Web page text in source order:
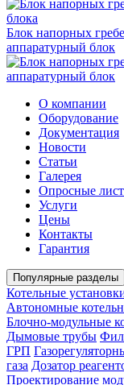
Блок напорных
аппаратурный блок
О компании
Оборудование
Документация
Новости
Статьи
Галерея
Опросные
Услуги
Цены
Контакты
Гарантия
Популярные разделы
Котельные
Автономные
Блочно-модульные
Дымовые трубы
ГРП
газа Дозатор
Проектирование